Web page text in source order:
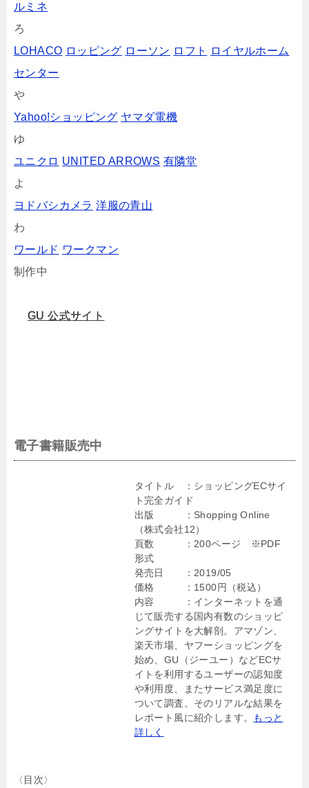
ルミネ
ろ
LOHACO ロッピング ローソン ロフト
ロイヤルホーム
センター
や
Yahoo!ショッピング ヤマダ電機
ゆ
ユニクロ UNITED ARROWS 有隣堂
よ
ヨドバシカメラ 洋服の青山
わ
ワールド ワークマン
制作中
GU 公式サイト
電子書籍販売中
タイトル ：ショッピングECサイ
ト完全ガイド
出版 ：Shopping Online
（株式会社12）
頁数 ：200ページ ※PDF
形式
発売日 ：2019/05
価格 ：1500円（税込）
内容 ：インターネットを通
じて販売する国内有数のショッピ
ングサイトを大解剖。アマゾン、
楽天市場、ヤフーショッピングを
始め、GU（ジーユー）などECサ
イトを利用するユーザーの認知度
や利用度、またサービス満足度に
ついて調査。そのリアルな結果を
レポート風に紹介します。
もっと
詳しく
〈目次〉